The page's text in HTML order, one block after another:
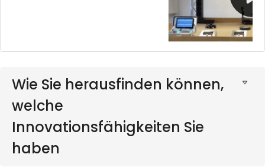
Wie Sie herausfinden können,
welche
Innovationsfähigkeiten Sie
haben